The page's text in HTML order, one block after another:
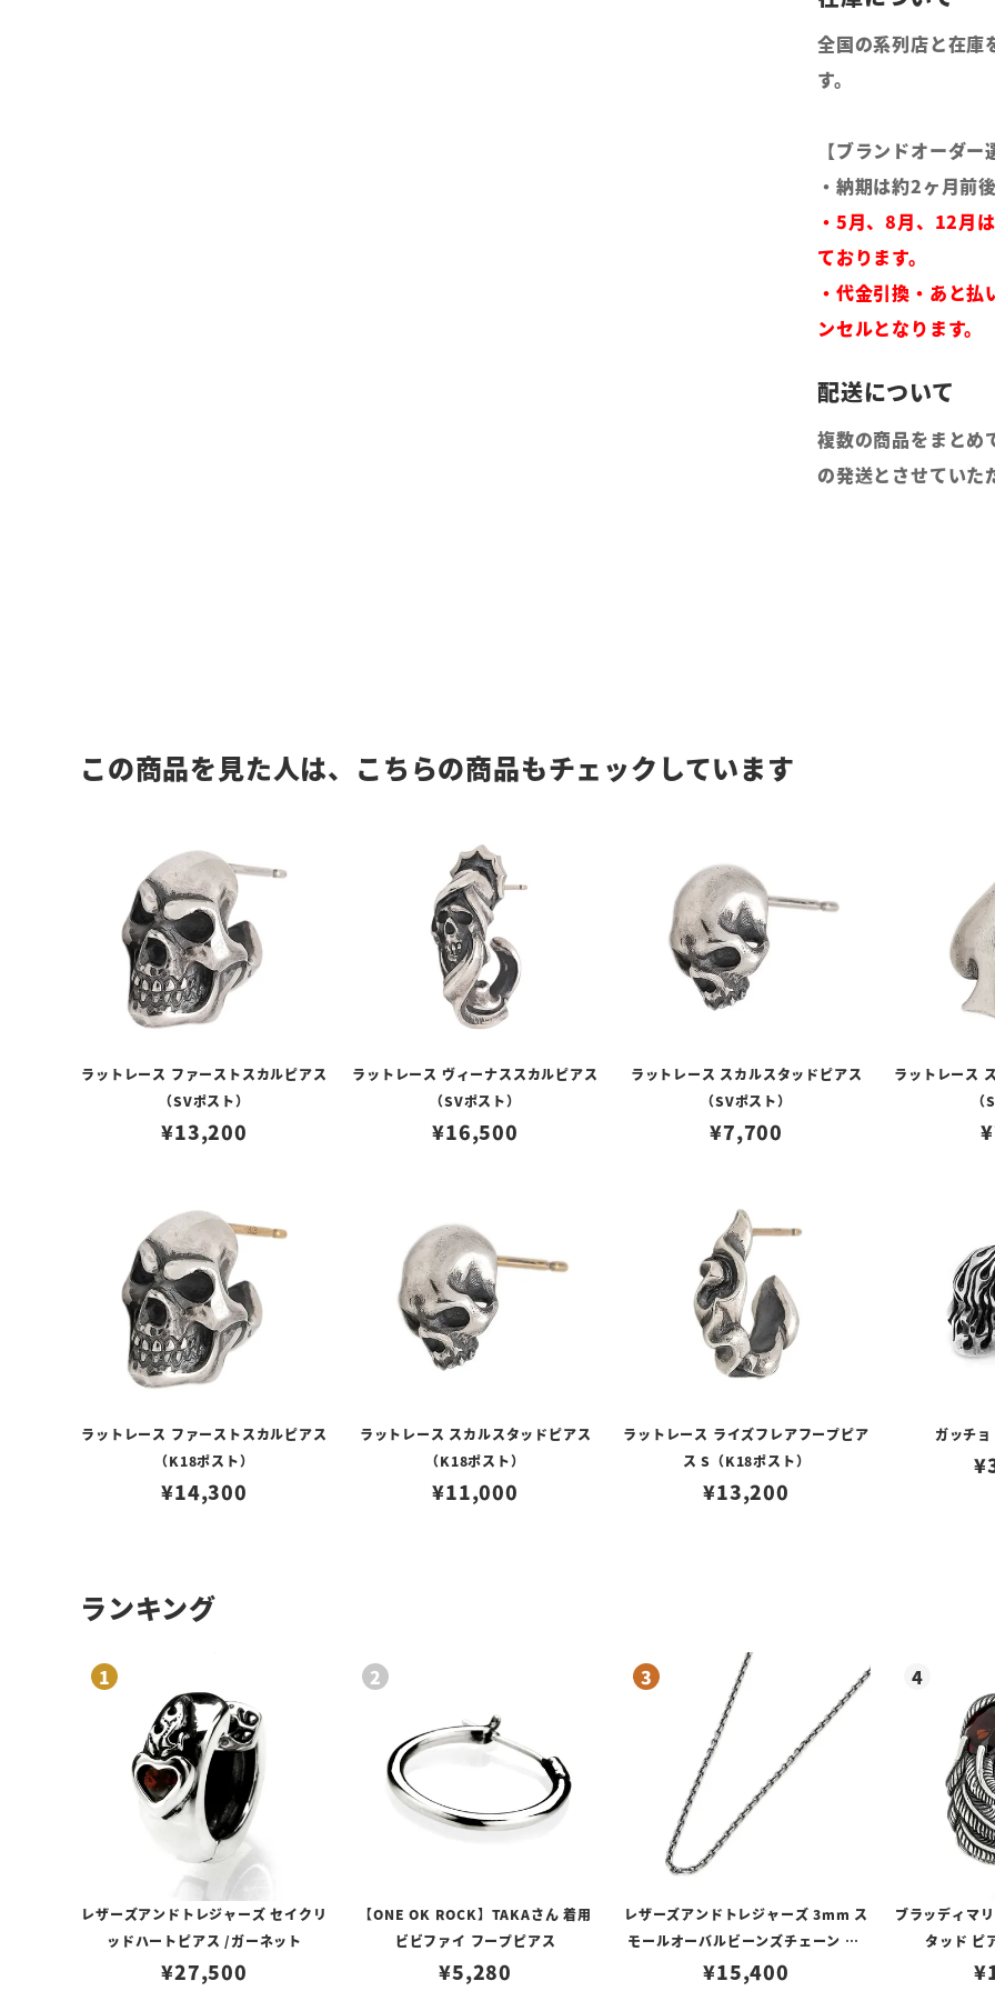
全国の系列店と在庫
す。
【ブランドオーダ
・納期は約2ヶ月前
・5月、8月、12月
ております。
・代金引換・あと
ンセルとなります。
複数の商品をまとめ
の発送とさせていた
この商品を見た人は、こちらの商品もチェックしています
ラットレース ファーストスカルピアス
（SVポスト）
¥13,200
ラットレース ヴィーナススカルピアス
（SVポスト）
¥16,500
ラットレース スカルスタッドピアス
（SVポスト）
¥7,700
ラットレース
¥
ラットレース ファーストスカルピアス
（K18ポスト）
¥14,300
ラットレース スカルスタッドピアス
（K18ポスト）
¥11,000
ラットレース ライズフレアフープピア
ス S（K18ポスト）
¥13,200
ガッチ
¥
ランキング
レザーズアンドトレジャーズ セイクリ
ッドハートピアス /ガーネット
¥27,500
【ONE OK ROCK】TAKAさん 着用
ビビファイ フープピアス
¥5,280
レザーズアンドトレジャーズ 3mm ス
モールオーバルビーンズチェーン w/
ロブスタークラスプ＆LTロゴプレート
¥15,400
ブラッディマ
タッド ピ
¥